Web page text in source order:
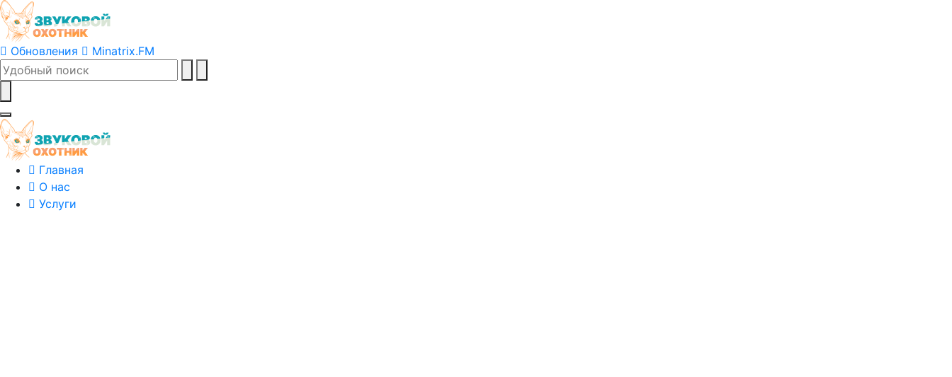
Обновления Minatrix.FM
Главная
О нас
Услуги